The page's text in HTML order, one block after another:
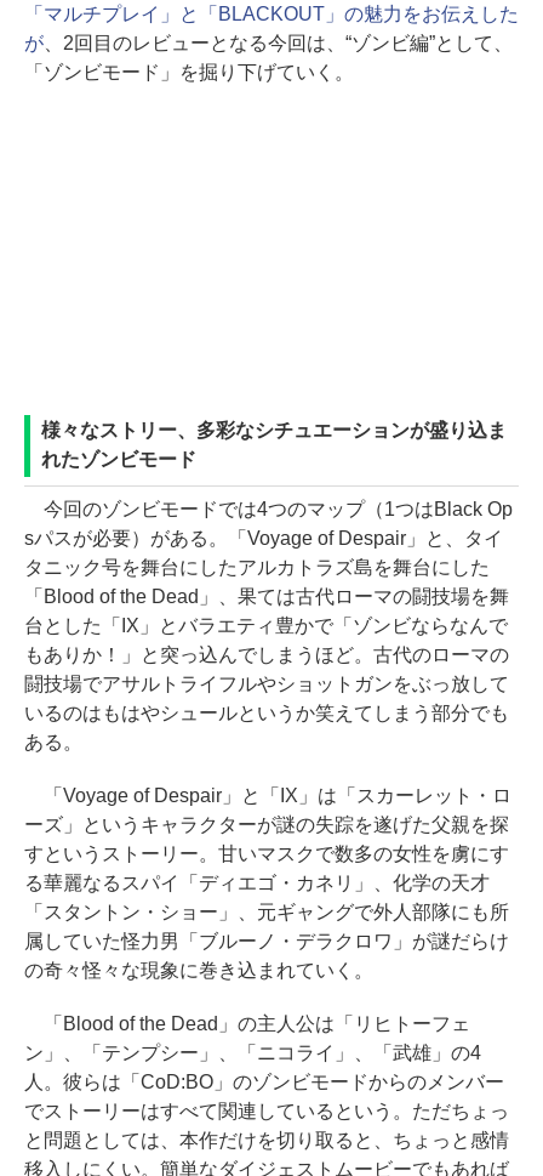
「マルチプレイ」と「BLACKOUT」の魅力をお伝えした
が 、2回目のレビューとなる今回は、“ゾンビ編”として、
「ゾンビモード」を掘り下げていく。
様々なストリー、多彩なシチュエーションが盛り込ま
れたゾンビモード
今回のゾンビモードでは4つのマップ（1つはBlack Op
sパスが必要）がある。「Voyage of Despair」と、タイ
タニック号を舞台にしたアルカトラズ島を舞台にした
「Blood of the Dead」、果ては古代ローマの闘技場を舞
台とした「IX」とバラエティ豊かで「ゾンビならなんで
もありか！」と突っ込んでしまうほど。古代のローマの
闘技場でアサルトライフルやショットガンをぶっ放して
いるのはもはやシュールというか笑えてしまう部分でも
ある。
「Voyage of Despair」と「IX」は「スカーレット・ロ
ーズ」というキャラクターが謎の失踪を遂げた父親を探
すというストーリー。甘いマスクで数多の女性を虜にす
る華麗なるスパイ「ディエゴ・カネリ」、化学の天才
「スタントン・ショー」、元ギャングで外人部隊にも所
属していた怪力男「ブルーノ・デラクロワ」が謎だらけ
の奇々怪々な現象に巻き込まれていく。
「Blood of the Dead」の主人公は「リヒトーフェ
ン」、「テンプシー」、「ニコライ」、「武雄」の4
人。彼らは「CoD:BO」のゾンビモードからのメンバー
でストーリーはすべて関連しているという。ただちょっ
と問題としては、本作だけを切り取ると、ちょっと感情
移入しにくい。簡単なダイジェストムービーでもあれば